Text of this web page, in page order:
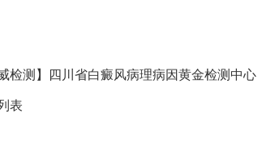
威检测】四川省白癜风病理病因黄金检测中心
表